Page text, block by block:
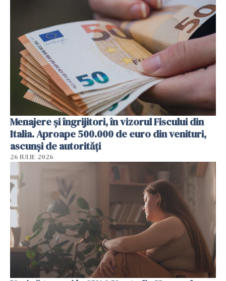
Menajere și îngrijitori, în vizorul Fiscului din
Italia. Aproape 500.000 de euro din venituri,
ascunși de autorități
26 IULIE 2026